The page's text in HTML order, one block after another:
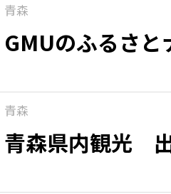
青森
GMUのふるさ
青森
青森県内観光